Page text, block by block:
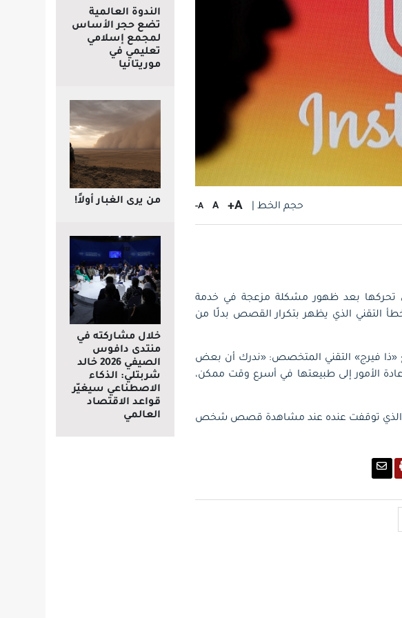
حجم الخط | A+
A
A-
التراسل المصور «إنستجرام»، الأربعاء «15 يونيو 2022»،عن تحركها بعد ظهور مشكلة مزعجة في خدمة
التقني الذي يظهر بتكرار القصص بدلًا من
«ذا فيرج» التقني المتخصص: «ندرك أن بعض
الأمور إلى طبيعتها في أسرع وقت ممكن،
الذي توقفت عنده عند مشاهدة قصص شخص
الندوة العالمية
تضع حجر الأساس
لمجمع إسلامي
تعليمي في
موريتانيا
من يرى الغبار أولاً!
خلال مشاركته في
منتدى دافوس
الصيفي 2026 خالد
شربتلي: الذكاء
الاصطناعي سيغيّر
قواعد الاقتصاد
العالمي